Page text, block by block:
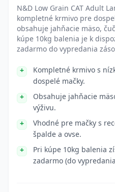
N&D Low Grain CAT Adult
kompletné krmivo pre
obsahuje jahňacie mäso,
kúpe 10kg balenia je k
zadarmo do vypredania
Kompletné krmivo s
dospelé mačky.
Obsahuje jahňacie
výživu.
Vhodné pre mačky s
špalde a ovse.
Pri kúpe 10kg balenia
zadarmo (do